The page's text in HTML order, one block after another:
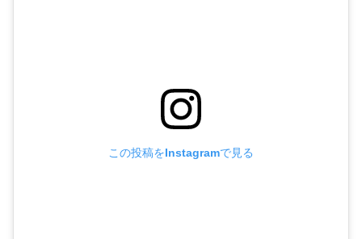
この投稿をInstagramで見る